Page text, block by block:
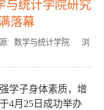
统计学院研究
落幕
: 数学与统计学院 浏
学子身体素质，增
4月25日成功举办